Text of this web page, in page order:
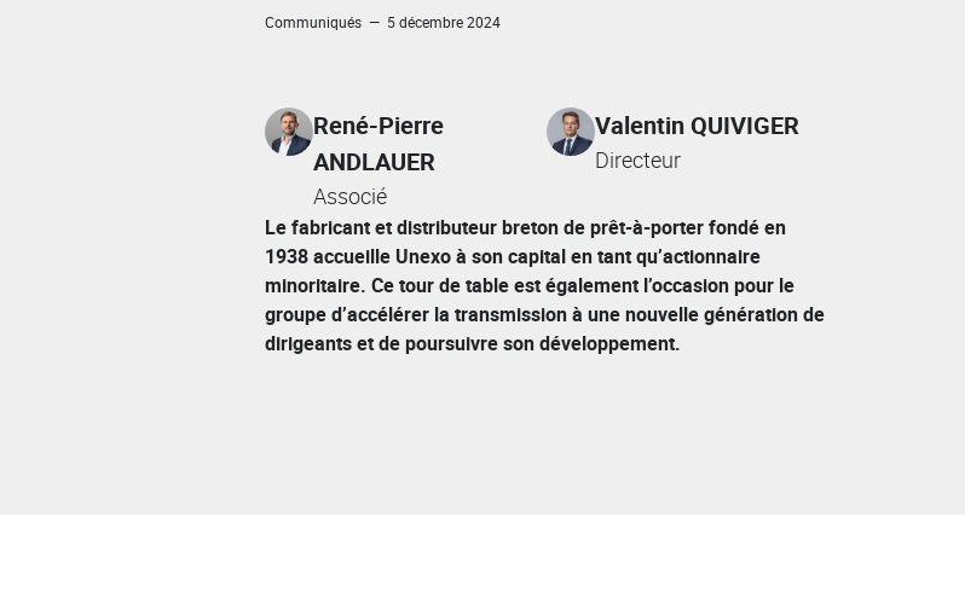
Communiqués — 5 décembre 2024
René-Pierre
ANDLAUER
Associé
Valentin QUIVIGER
Directeur
Le fabricant et distributeur breton de prêt-à-porter fondé en
1938 accueille Unexo à son capital en tant qu’actionnaire
minoritaire. Ce tour de table est également l’occasion pour le
groupe d’accélérer la transmission à une nouvelle génération de
dirigeants et de poursuivre son développement.